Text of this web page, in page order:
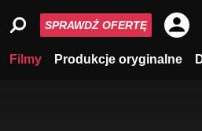
Filmy Produkcje oryginalne
SPRAWDŹ OFERTĘ